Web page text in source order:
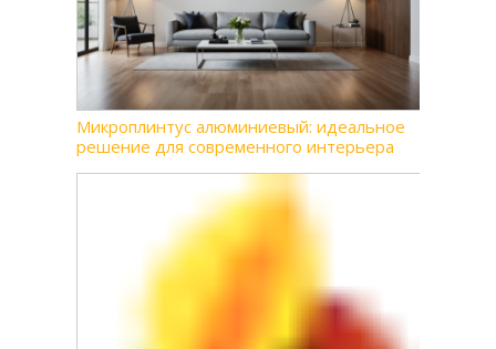
Микроплинтус алюминиевый: идеальное
решение для современного интерьера